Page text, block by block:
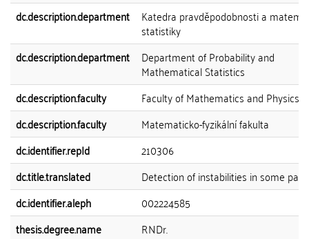
dc.description.department
Katedra pravděpodobnosti a
statistiky
dc.description.department
Department of Probability and
Mathematical Statistics
dc.description.faculty
Faculty of Mathematics and Physics
dc.description.faculty
Matematicko-fyzikální fakulta
dc.identifier.repId
210306
dc.title.translated
Detection of instabilities in some
dc.identifier.aleph
002224585
thesis.degree.name
RNDr.